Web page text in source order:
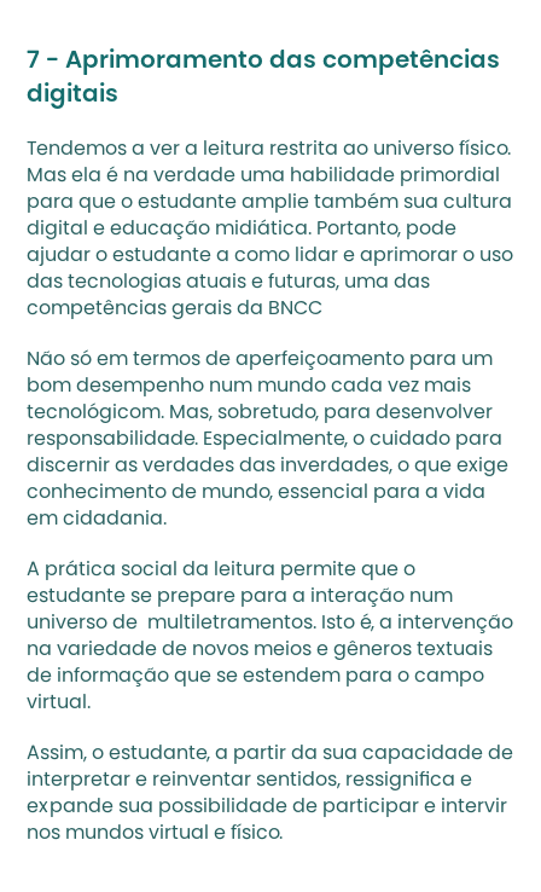
7 - Aprimoramento das competências
digitais
Tendemos a ver a leitura restrita ao universo físico.
Mas ela é na verdade uma habilidade primordial
para que o estudante amplie também sua cultura
digital e educação midiática. Portanto, pode
ajudar o estudante a como lidar e aprimorar o uso
das tecnologias atuais e futuras, uma das
competências gerais da BNCC
Não só em termos de aperfeiçoamento para um
bom desempenho num mundo cada vez mais
tecnológicom. Mas, sobretudo, para desenvolver
responsabilidade. Especialmente, o cuidado para
discernir as verdades das inverdades, o que exige
conhecimento de mundo, essencial para a vida
em cidadania.
A prática social da leitura permite que o
estudante se prepare para a interação num
universo de  multiletramentos. Isto é, a intervenção
na variedade de novos meios e gêneros textuais
de informação que se estendem para o campo
virtual.
Assim, o estudante, a partir da sua capacidade de
interpretar e reinventar sentidos, ressignifica e
expande sua possibilidade de participar e intervir
nos mundos virtual e físico.